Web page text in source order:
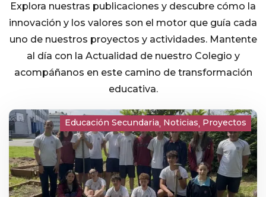
Explora nuestras publicaciones y descubre cómo la
innovación y los valores son el motor que guía cada
uno de nuestros proyectos y actividades. Mantente
al día con la Actualidad de nuestro Colegio y
acompáñanos en este camino de transformación
educativa.
Educación Secundaria Noticias Proyectos